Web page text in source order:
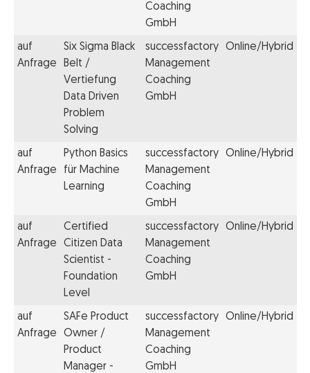
Coaching
GmbH
auf
Anfrage
Six Sigma Black
Belt /
Vertiefung
Data Driven
Problem
Solving
successfactory
Management
Coaching
GmbH
Online/Hybrid
auf
Anfrage
Python Basics
für Machine
Learning
successfactory
Management
Coaching
GmbH
Online/Hybrid
auf
Anfrage
Certified
Citizen Data
Scientist -
Foundation
Level
successfactory
Management
Coaching
GmbH
Online/Hybrid
auf
Anfrage
SAFe Product
Owner /
Product
Manager -
successfactory
Management
Coaching
GmbH
Online/Hybrid